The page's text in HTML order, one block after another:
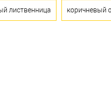
лиственница коричневый